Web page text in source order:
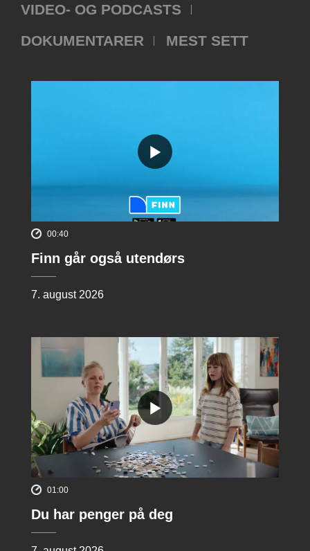
VIDEO- OG PODCASTS
DOKUMENTARER
MEST SETT
00:40
Finn går også utendørs
7. august 2026
01:00
Du har penger på deg